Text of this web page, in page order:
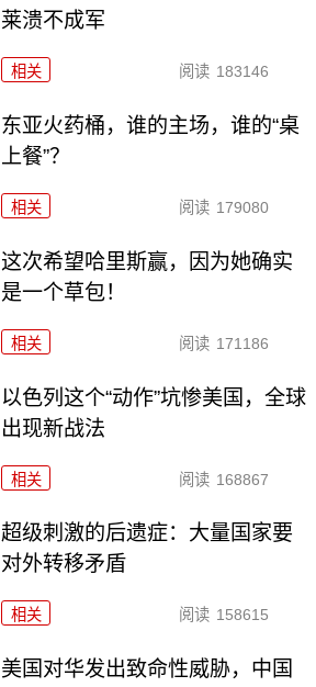
莱溃不成军
相关 阅读 183146
东亚火药桶，谁的主场，谁的“桌
上餐”？
相关 阅读 179080
这次希望哈里斯赢，因为她确实
是一个草包！
相关 阅读 171186
以色列这个“动作”坑惨美国，全球
出现新战法
相关 阅读 168867
超级刺激的后遗症：大量国家要
对外转移矛盾
相关 阅读 158615
美国对华发出致命性威胁，中国